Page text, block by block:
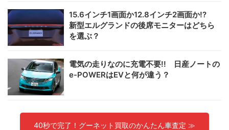
15.6インチ1画面か12.8インチ2画面か!?
新型エルグランドの後席モニターはどちら
を選ぶ？
電気の走りなのに充電不要!! 日産ノートの
e-POWERはEVと何が違う？
40秒で完了！グーネット買取のかんたん車査定 ≫